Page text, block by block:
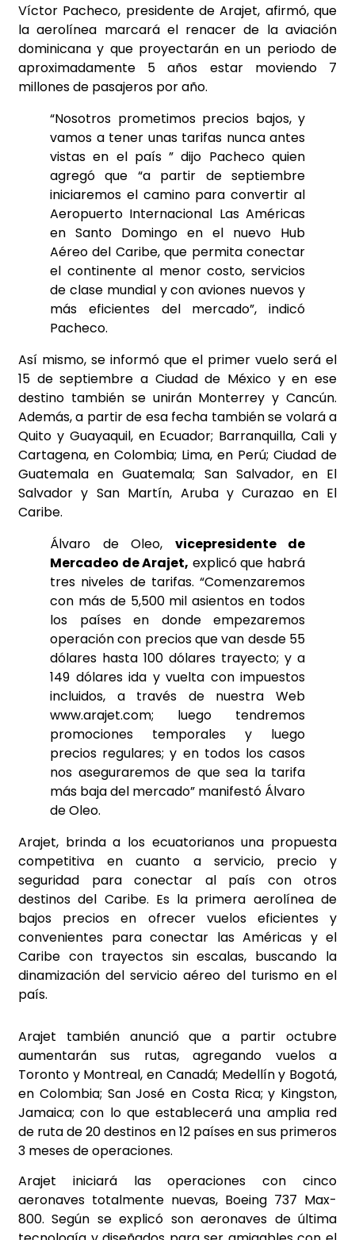
Víctor Pacheco, presidente de Arajet, afirmó, que
la aerolínea marcará el renacer de la aviación
dominicana y que proyectarán en un periodo de
aproximadamente 5 años estar moviendo 7
millones de pasajeros por año.
“Nosotros prometimos precios bajos, y
vamos a tener unas tarifas nunca antes
vistas en el país ” dijo Pacheco quien
agregó que “a partir de septiembre
iniciaremos el camino para convertir al
Aeropuerto Internacional Las Américas
en Santo Domingo en el nuevo Hub
Aéreo del Caribe, que permita conectar
el continente al menor costo, servicios
de clase mundial y con aviones nuevos y
más eficientes del mercado”, indicó
Pacheco.
Así mismo, se informó que el primer vuelo será el
15 de septiembre a Ciudad de México y en ese
destino también se unirán Monterrey y Cancún.
Además, a partir de esa fecha también se volará a
Quito y Guayaquil, en Ecuador; Barranquilla, Cali y
Cartagena, en Colombia; Lima, en Perú; Ciudad de
Guatemala en Guatemala; San Salvador, en El
Salvador y San Martín, Aruba y Curazao en El
Caribe.
Álvaro de Oleo, vicepresidente de
Mercadeo de Arajet, explicó que habrá
tres niveles de tarifas. “Comenzaremos
con más de 5,500 mil asientos en todos
los países en donde empezaremos
operación con precios que van desde 55
dólares hasta 100 dólares trayecto; y a
149 dólares ida y vuelta con impuestos
incluidos, a través de nuestra Web
www.arajet.com; luego tendremos
promociones temporales y luego
precios regulares; y en todos los casos
nos aseguraremos de que sea la tarifa
más baja del mercado” manifestó Álvaro
de Oleo.
Arajet, brinda a los ecuatorianos una propuesta
competitiva en cuanto a servicio, precio y
seguridad para conectar al país con otros
destinos del Caribe. Es la primera aerolínea de
bajos precios en ofrecer vuelos eficientes y
convenientes para conectar las Américas y el
Caribe con trayectos sin escalas, buscando la
dinamización del servicio aéreo del turismo en el
país.
Arajet también anunció que a partir octubre
aumentarán sus rutas, agregando vuelos a
Toronto y Montreal, en Canadá; Medellín y Bogotá,
en Colombia; San José en Costa Rica; y Kingston,
Jamaica; con lo que establecerá una amplia red
de ruta de 20 destinos en 12 países en sus primeros
3 meses de operaciones.
Arajet iniciará las operaciones con cinco
aeronaves totalmente nuevas, Boeing 737 Max-
800. Según se explicó son aeronaves de última